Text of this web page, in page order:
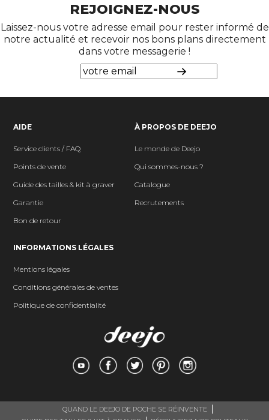
REJOIGNEZ-NOUS
Laissez-nous votre adresse email pour rester informé de
notre actualité et recevoir nos bons plans directement
dans votre messagerie !
AIDE
Service clients / FAQ
Points de vente
Guide des tailles & kit à graver
Garantie
Bon de retour
À PROPOS DE DEEJO
Le monde de Deejo
Qui sommes-nous ?
Catalogue
Recrutements
INFORMATIONS LÉGALES
Mentions légales
Conditions générales de ventes
Politique de confidentialité
QUAND LE DEEJO DE POCHE SE RÉINVENTE